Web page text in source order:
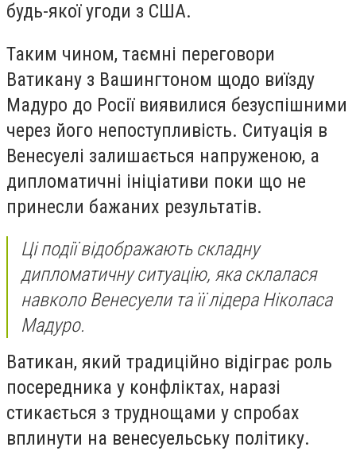
будь-якої угоди з США.
Таким чином, таємні переговори
Ватикану з Вашингтоном щодо виїзду
Мадуро до Росії виявилися безуспішними
через його непоступливість. Ситуація в
Венесуелі залишається напруженою, а
дипломатичні ініціативи поки що не
принесли бажаних результатів.
Ці події відображають складну
дипломатичну ситуацію, яка склалася
навколо Венесуели та її лідера Ніколаса
Мадуро.
Ватикан, який традиційно відіграє роль
посередника у конфліктах, наразі
стикається з труднощами у спробах
вплинути на венесуельську політику.